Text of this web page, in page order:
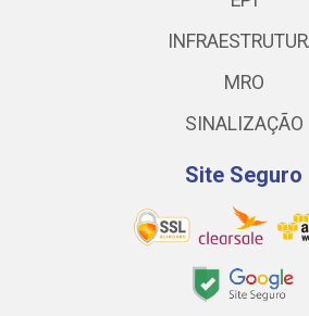
MRO
SINALIZAÇÃO
Site Seguro